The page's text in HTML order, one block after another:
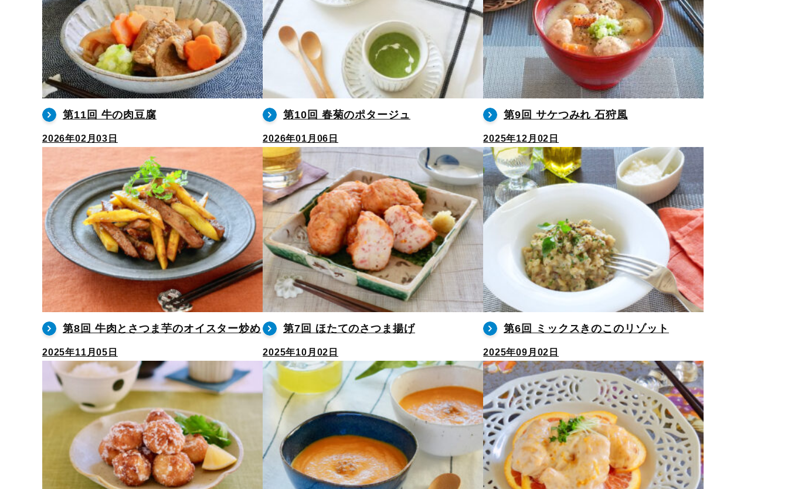
第11回 牛の肉豆腐
2026年02月03日
第10回 春菊のポタージュ
2026年01月06日
第9回 サケつみれ 石狩風
2025年12月02日
第8回 牛肉とさつま芋のオイスター炒め
2025年11月05日
第7回 ほたてのさつま揚げ
2025年10月02日
第6回 ミックスきのこのリゾット
2025年09月02日